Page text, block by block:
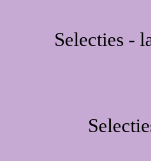
Selecties -